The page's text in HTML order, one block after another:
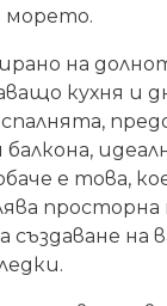
морето.
на
кухня и
е това,
просторна
на